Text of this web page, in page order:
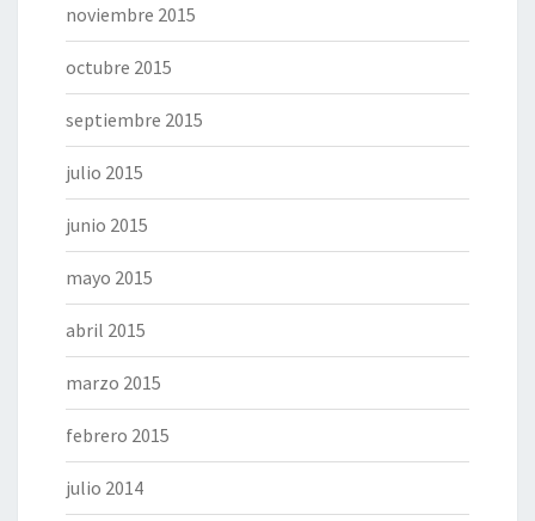
noviembre 2015
octubre 2015
septiembre 2015
julio 2015
junio 2015
mayo 2015
abril 2015
marzo 2015
febrero 2015
julio 2014